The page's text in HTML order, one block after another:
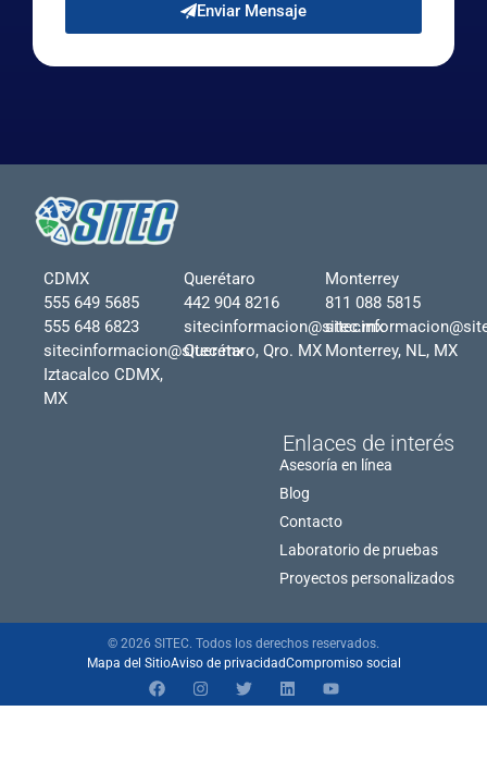
Enviar Mensaje
CDMX
555 649 5685
555 648 6823
sitecinformacion@sitec.mx
Iztacalco CDMX,
MX
Querétaro
442 904 8216
sitecinformacion@sitec.mx
Querétaro, Qro. MX
Monterrey
811 088 5815
Monterrey, NL, MX
Enlaces de interés
Asesoría en línea
Blog
Contacto
Laboratorio de pruebas
Proyectos personalizados
© 2026 SITEC. Todos los derechos reservados.
Mapa del SitioAviso de privacidadCompromiso social